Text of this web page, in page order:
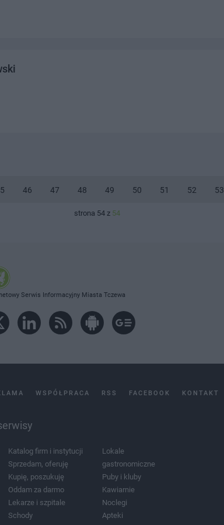
46 47 48 49 50 51 52 53
strona 54 z 54
Serwis Informacyjny Miasta Tczewa
WSPÓŁPRACA RSS FACEBOOK KONTAKT
Katalog firm i instytucji
Sprzedam, oferuję
Kupię, poszukuję
Oddam za darmo
Lekarze i szpitale
Schody
Lokale
gastronomiczne
Puby i kluby
Kawiarnie
Noclegi
Apteki